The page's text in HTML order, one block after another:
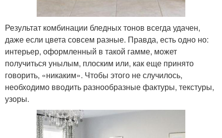
Результат комбинации бледных тонов всегда удачен,
даже если цвета совсем разные. Правда, есть одно но:
интерьер, оформленный в такой гамме, может
получиться унылым, плоским или, как еще принято
говорить, «никаким». Чтобы этого не случилось,
необходимо вводить разнообразные фактуры, текстуры,
узоры.